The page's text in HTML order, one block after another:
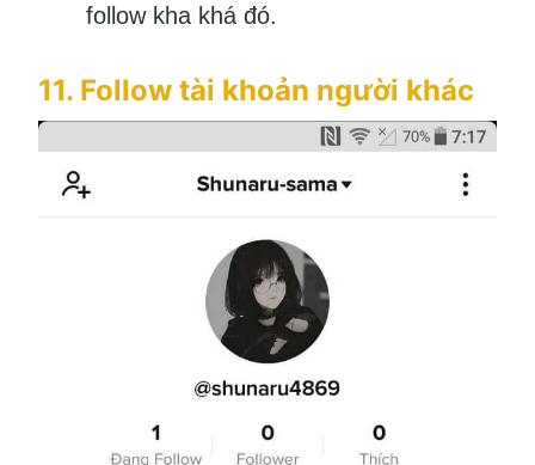
follow kha khá đó.
11. Follow tài khoản người khác